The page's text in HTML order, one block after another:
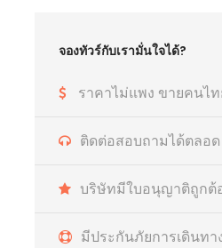
จองทัวร์กับเรามั่นใจได้?
ราคาไม่แพง ขายคนไ
ติดต่อสอบถามได้ตลอด
บริษัทมีใบอนุญาติถูกต้
มีประกันภัยการเดินทา